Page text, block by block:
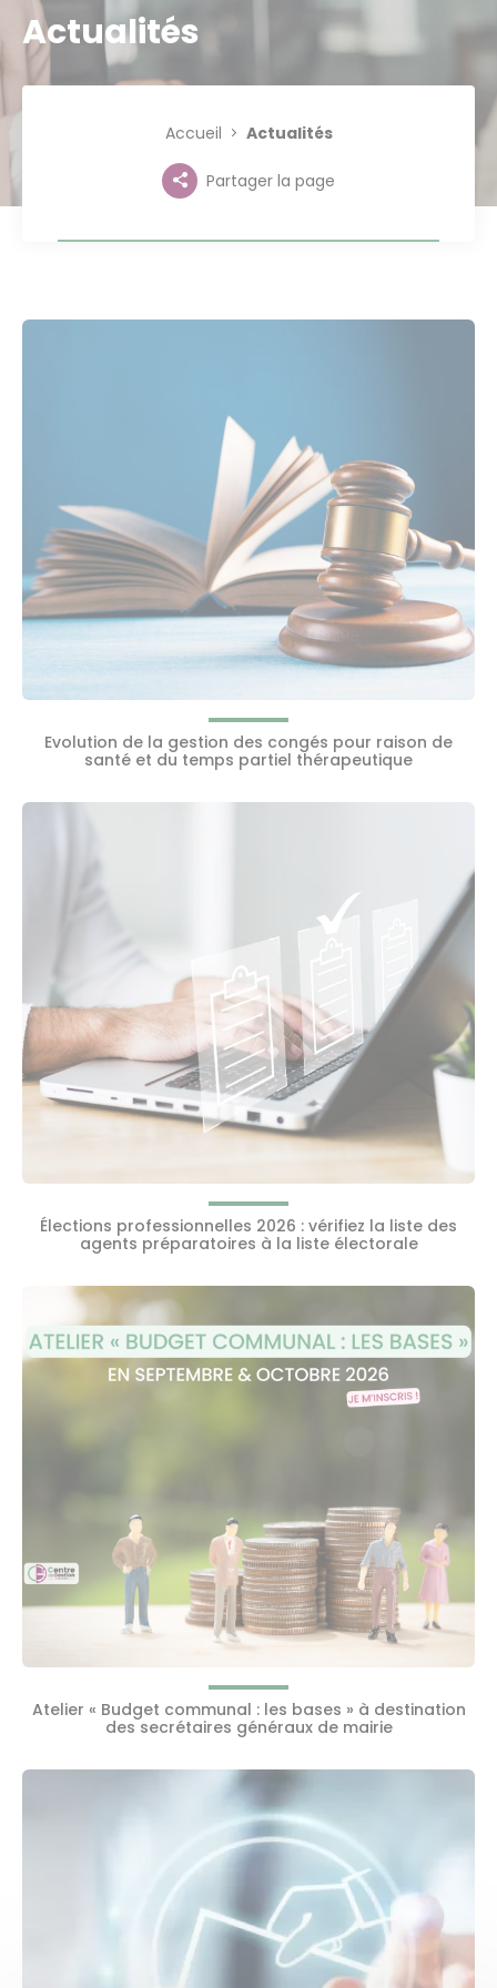
Actualités
Accueil Actualités
Partager la page
Evolution de la gestion des congés pour raison de
santé et du temps partiel thérapeutique
Élections professionnelles 2026 : vérifiez la liste des
agents préparatoires à la liste électorale
Atelier « Budget communal : les bases » à destination
des secrétaires généraux de mairie